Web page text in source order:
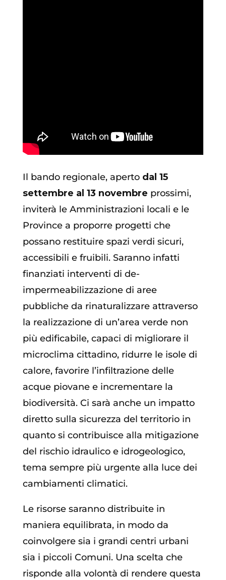
Il bando regionale, aperto dal 15
settembre al 13 novembre prossimi,
inviterà le Amministrazioni locali e le
Province a proporre progetti che
possano restituire spazi verdi sicuri,
accessibili e fruibili. Saranno infatti
finanziati interventi di de-
impermeabilizzazione di aree
pubbliche da rinaturalizzare attraverso
la realizzazione di un’area verde non
più edificabile, capaci di migliorare il
microclima cittadino, ridurre le isole di
calore, favorire l’infiltrazione delle
acque piovane e incrementare la
biodiversità. Ci sarà anche un impatto
diretto sulla sicurezza del territorio in
quanto si contribuisce alla mitigazione
del rischio idraulico e idrogeologico,
tema sempre più urgente alla luce dei
cambiamenti climatici.
Le risorse saranno distribuite in
maniera equilibrata, in modo da
coinvolgere sia i grandi centri urbani
sia i piccoli Comuni. Una scelta che
risponde alla volontà di rendere questa